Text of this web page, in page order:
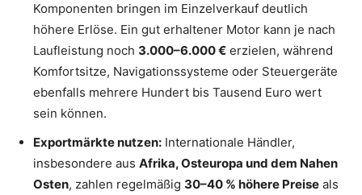
Komponenten bringen im Einzelverkauf deutlich
höhere Erlöse. Ein gut erhaltener Motor kann je nach
Laufleistung noch 3.000–6.000 € erzielen, während
Komfortsitze, Navigationssysteme oder Steuergeräte
ebenfalls mehrere Hundert bis Tausend Euro wert
sein können.
Exportmärkte nutzen: Internationale Händler,
insbesondere aus Afrika, Osteuropa und dem Nahen
Osten, zahlen regelmäßig 30–40 % höhere Preise als